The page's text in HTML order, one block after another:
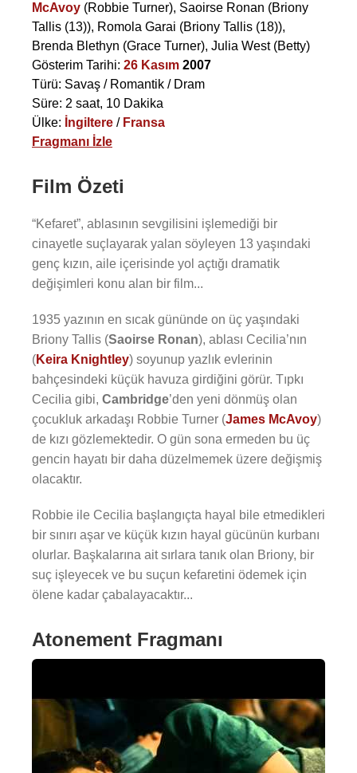
McAvoy (Robbie Turner), Saoirse Ronan (Briony
Tallis (13)), Romola Garai (Briony Tallis (18)),
Brenda Blethyn (Grace Turner), Julia West(Betty)
Gösterim Tarihi: 26 Kasım 2007
Türü: Savaş / Romantik / Dram
Süre: 2 saat, 10 Dakika
Ülke: İngiltere / Fransa
Fragmanı İzle
Film Özeti
“Kefaret”, ablasının sevgilisini işlemediği bir
cinayetle suçlayarak yalan söyleyen 13 yaşındaki
genç kızın, aile içerisinde yol açtığı dramatik
değişimleri konu alan bir film...
1935 yazının en sıcak gününde on üç yaşındaki
Briony Tallis (Saoirse Ronan), ablası Cecilia’nın
(Keira Knightley) soyunup yazlık evlerinin
bahçesindeki küçük havuza girdiğini görür. Tıpkı
Cecilia gibi, Cambridge’den yeni dönmüş olan
çocukluk arkadaşı Robbie Turner (James McAvoy)
de kızı gözlemektedir. O gün sona ermeden bu üç
gencin hayatı bir daha düzelmemek üzere değişmiş
olacaktır.
Robbie ile Cecilia başlangıçta hayal bile etmedikleri
bir sınırı aşar ve küçük kızın hayal gücünün kurbanı
olurlar. Başkalarına ait sırlara tanık olan Briony, bir
suç işleyecek ve bu suçun kefaretini ödemek için
ölene kadar çabalayacaktır...
Atonement Fragmanı